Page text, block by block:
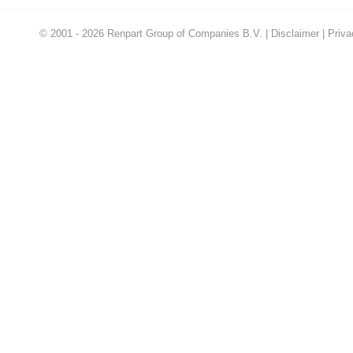
© 2001 - 2026 Renpart Group of Companies B.V. | Disclaimer